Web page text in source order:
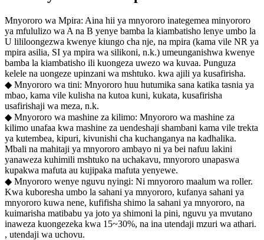
Mnyororo wa Mpira: Aina hii ya mnyororo inategemea minyororo
ya mfululizo wa A na B yenye bamba la kiambatisho lenye umbo la
U lililoongezwa kwenye kiungo cha nje, na mpira (kama vile NR ya
mpira asilia, SI ya mpira wa silikoni, n.k.) umeunganishwa kwenye
bamba la kiambatisho ili kuongeza uwezo wa kuvaa. Punguza
kelele na uongeze upinzani wa mshtuko. kwa ajili ya kusafirisha.
◆ Mnyororo wa tini: Mnyororo huu hutumika sana katika tasnia ya
mbao, kama vile kulisha na kutoa kuni, kukata, kusafirisha
usafirishaji wa meza, n.k.
◆ Mnyororo wa mashine za kilimo: Mnyororo wa mashine za
kilimo unafaa kwa mashine za uendeshaji shambani kama vile trekta
ya kutembea, kipuri, kivunishi cha kuchanganya na kadhalika.
Mbali na mahitaji ya mnyororo ambayo ni ya bei nafuu lakini
yanaweza kuhimili mshtuko na uchakavu, mnyororo unapaswa
kupakwa mafuta au kujipaka mafuta yenyewe.
◆ Mnyororo wenye nguvu nyingi: Ni mnyororo maalum wa roller.
Kwa kuboresha umbo la sahani ya mnyororo, kufanya sahani ya
mnyororo kuwa nene, kufifisha shimo la sahani ya mnyororo, na
kuimarisha matibabu ya joto ya shimoni la pini, nguvu ya mvutano
inaweza kuongezeka kwa 15~30%, na ina utendaji mzuri wa athari.
, utendaji wa uchovu.